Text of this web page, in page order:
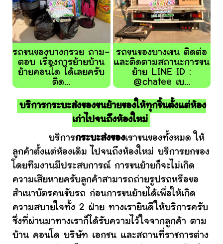
รถขนของบางกรวย ถาม-
ตอบ เรื่องการย้ายบ้าน
ย้ายคอนโด ได้เลยครับ
ติด...
รถขนของบางเขน ติดต่อ
และติดตามสถานะการขน
ย้าย LINE ID :
@chatee เบ...
บริการกระบะส่งของขนย้ายของให้ทุกชิ้นตั้งแต่ห้อง
เก่าไปจนถึงห้องใหม่
บริการกระบะส่งของเราขนของทั้งหมด ให้
ลูกค้าตั้งแต่ห้องเดิม ไปจนถึงห้องใหม่ บริการยกของ
โดยทีมงานมีประสบการณ์ การขนย้ายก็จะไม่เกิด
ความเสียหายครับลูกค้าสามารถถ่ายรูปรถหรือขอ
สำเนาบัตรคนขับรถ ก่อนการขนย้ายได้เพื่อให้เกิด
ความสบายใจทั้ง 2 ฝ่าย ทางเรายินดีให้บริการครับ
ซึ่งที่ผ่านมาทางเราก็ได้รับความไว้ใจจากลูกค้า ตาม
บ้าน คอนโด บริษัท เอกชน และสถานที่ราชการต่าง